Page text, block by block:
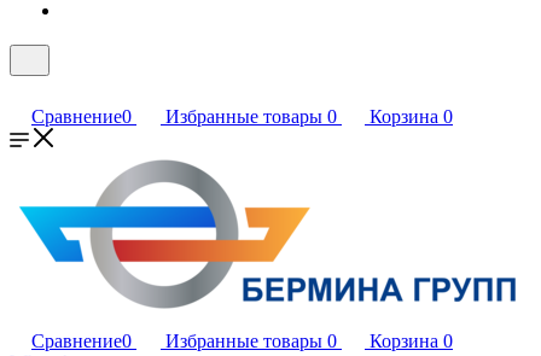
Сравнение0 Избранные товары 0 Корзина 0
Сравнение0 Избранные товары 0 Корзина 0